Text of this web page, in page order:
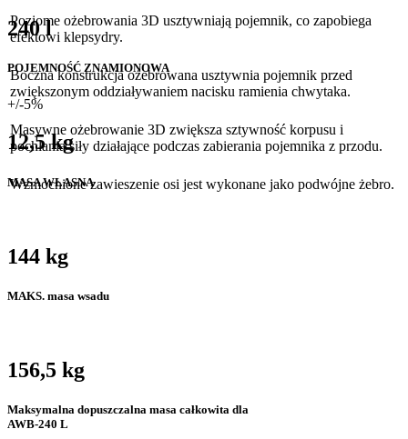
Poziome ożebrowania 3D usztywniają pojemnik, co zapobiega
efektowi klepsydry.
Boczna konstrukcja ożebrowana usztywnia pojemnik przed
zwiększonym oddziaływaniem nacisku ramienia chwytaka.
Masywne ożebrowanie 3D zwiększa sztywność korpusu i
pochłania siły działające podczas zabierania pojemnika z przodu.
Wzmocnione zawieszenie osi jest wykonane jako podwójne żebro.
240 l
POJEMNOŚĆ ZNAMIONOWA
+/-5%
12,5 kg
MASA WŁASNA
144 kg
MAKS. masa wsadu
156,5 kg
Maksymalna dopuszczalna masa całkowita dla
AWB-240 L